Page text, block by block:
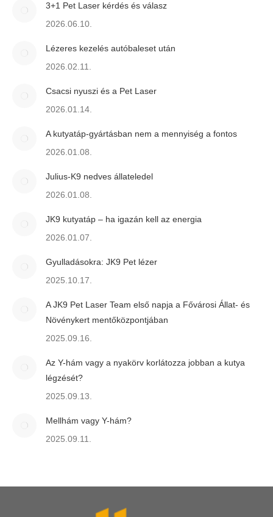
3+1 Pet Laser kérdés és válasz
2026.06.10.
Lézeres kezelés autóbaleset után
2026.02.11.
Csacsi nyuszi és a Pet Laser
2026.01.14.
A kutyatáp-gyártásban nem a mennyiség a fontos
2026.01.08.
Julius-K9 nedves állateledel
2026.01.08.
JK9 kutyatáp – ha igazán kell az energia
2026.01.07.
Gyulladásokra: JK9 Pet lézer
2025.10.17.
A JK9 Pet Laser Team első napja a Fővárosi Állat- és
Növénykert mentőközpontjában
2025.09.16.
Az Y-hám vagy a nyakörv korlátozza jobban a kutya
légzését?
2025.09.13.
Mellhám vagy Y-hám?
2025.09.11.